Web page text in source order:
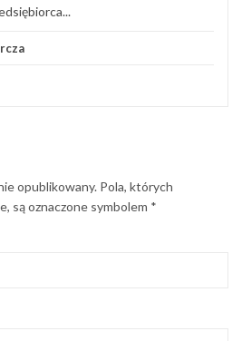
opublikowany. Pola, których
są oznaczone symbolem *